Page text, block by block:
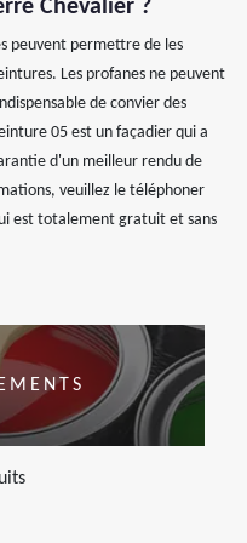
Chevalier ?
peuvent permettre de les
Les profanes ne peuvent
de convier des
05 est un façadier qui a
d'un meilleur rendu de
veuillez le téléphoner
est totalement gratuit et sans